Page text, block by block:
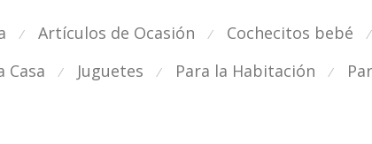
⁄ Artículos de Ocasión ⁄ Cochecitos bebé ⁄
Casa ⁄ Juguetes ⁄ Para la Habitación ⁄